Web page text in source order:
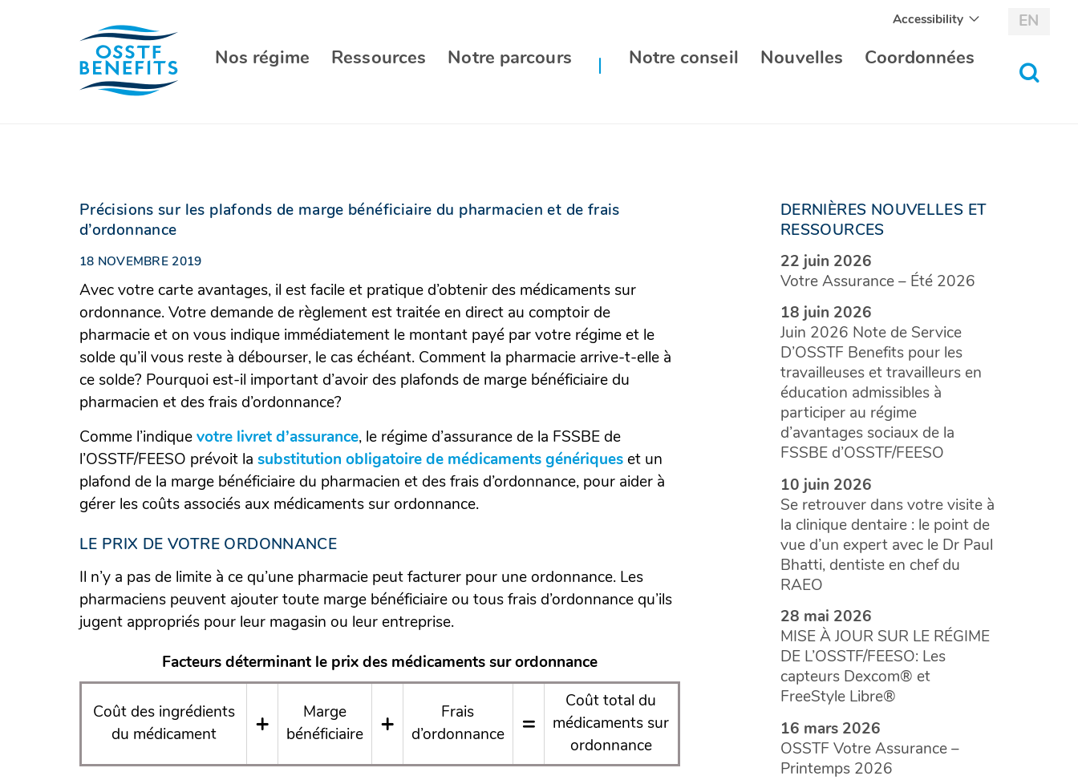
Nos régime Ressources Notre parcours Notre conseil Nouvelles Coordonnées
Accessibility EN
Précisions sur les plafonds de marge bénéficiaire du pharmacien et de frais
d’ordonnance
18 NOVEMBRE 2019
Avec votre carte avantages, il est facile et pratique d’obtenir des médicaments sur
ordonnance. Votre demande de règlement est traitée en direct au comptoir de
pharmacie et on vous indique immédiatement le montant payé par votre régime et le
solde qu’il vous reste à débourser, le cas échéant. Comment la pharmacie arrive-t-elle à
ce solde? Pourquoi est-il important d’avoir des plafonds de marge bénéficiaire du
pharmacien et des frais d’ordonnance?
Comme l’indiquevotre livret d’assurance(Ouvrir
dans
une
nouvelle
, le régime d’assurance de la FSSBE de
l’OSSTF/FEESO prévoit la substitution obligatoire de médicaments génériques(Ouvrir
dans
et un
plafond de la marge bénéficiaire du pharmacien et des frais d’ordonnance, pour aider à
gérer les coûts associés aux médicaments sur ordonnance.
LE PRIX DE VOTRE ORDONNANCE
Il n’y a pas de limite à ce qu’une pharmacie peut facturer pour une ordonnance. Les
pharmaciens peuvent ajouter toute marge bénéficiaire ou tous frais d’ordonnance qu’ils
jugent appropriés pour leur magasin ou leur entreprise.
Facteurs déterminant le prix des médicaments sur ordonnance
Coût des ingrédients
du médicament
+
Marge
bénéficiaire
+
Frais
d’ordonnance
=
Coût total du
médicaments sur
ordonnance
DERNIÈRES NOUVELLES ET
RESSOURCES
22 juin 2026
Votre Assurance – Été 2026
18 juin 2026
Juin 2026 Note de Service
D’OSSTF Benefits pour les
travailleuses et travailleurs en
éducation admissibles à
participer au régime
d’avantages sociaux de la
FSSBE d’OSSTF/FEESO
10 juin 2026
Se retrouver dans votre visite à
la clinique dentaire : le point de
vue d’un expert avec le Dr Paul
Bhatti, dentiste en chef du
RAEO
28 mai 2026
MISE À JOUR SUR LE RÉGIME
DE L’OSSTF/FEESO: Les
capteurs Dexcom® et
FreeStyle Libre®
16 mars 2026
OSSTF Votre Assurance –
Printemps 2026